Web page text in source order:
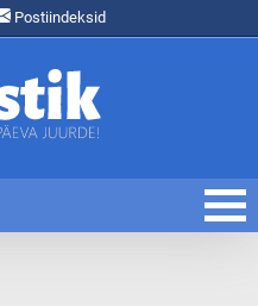
Postiindeksid